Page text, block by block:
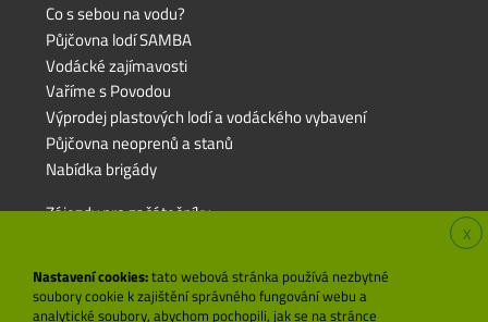
Co s sebou na vodu?
Půjčovna lodí SAMBA
Vodácké zajímavosti
Vaříme s Povodou
Výprodej plastových lodí a vodáckého vybavení
Půjčovna neoprenů a stanů
Nabídka brigády
Zájezdy pro začátečníky
Zájezdy pro pokročilé
X
Nastavení cookies:tato webová stránka používá nezbytné
soubory cookie k zajištění správného fungování webu a
analytické soubory, abychom pochopili, jak se na stránce